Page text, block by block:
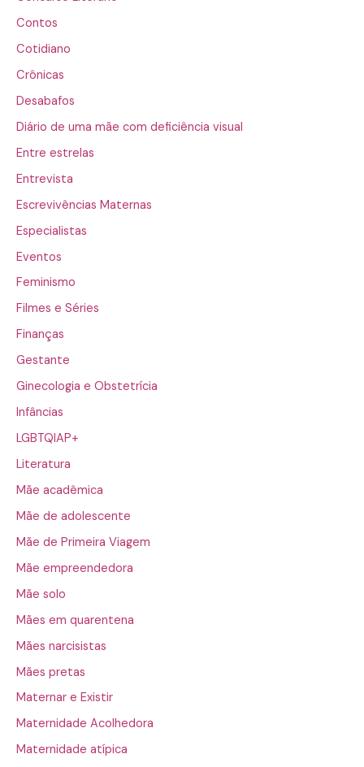
Contos
Cotidiano
Crônicas
Desabafos
Diário de uma mãe com deficiência visual
Entre estrelas
Entrevista
Escrevivências Maternas
Especialistas
Eventos
Feminismo
Filmes e Séries
Finanças
Gestante
Ginecologia e Obstetrícia
Infâncias
LGBTQIAP+
Literatura
Mãe acadêmica
Mãe de adolescente
Mãe de Primeira Viagem
Mãe empreendedora
Mãe solo
Mães em quarentena
Mães narcisistas
Mães pretas
Maternar e Existir
Maternidade Acolhedora
Maternidade atípica